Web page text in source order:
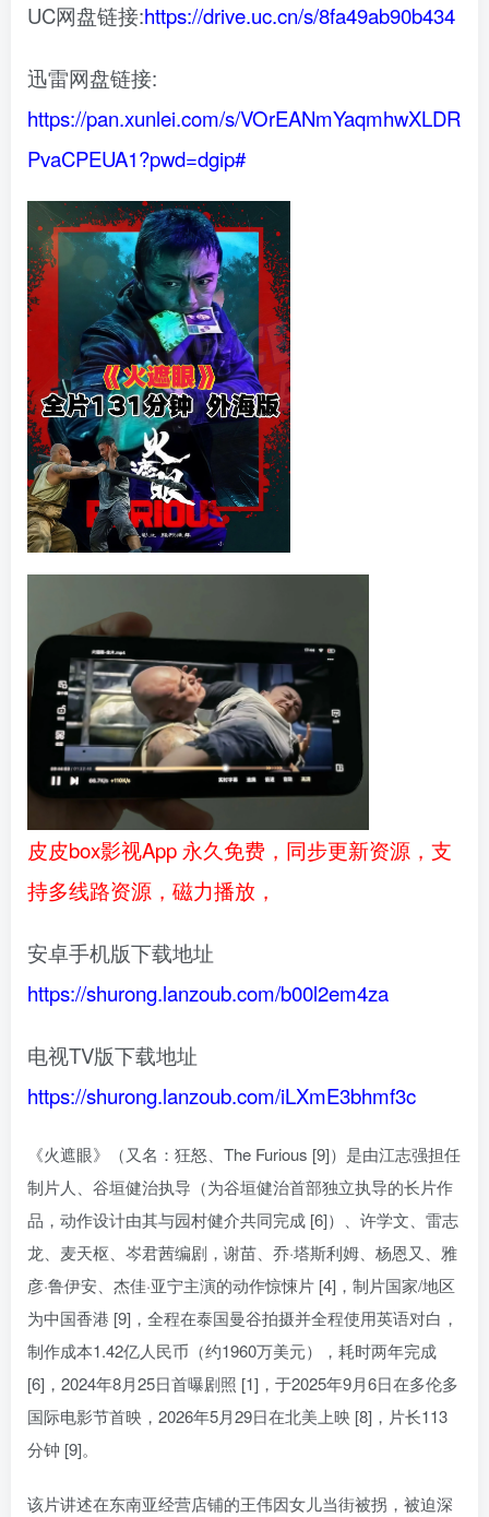
UC网盘链接:https://drive.uc.cn/s/8fa49ab90b434
迅雷网盘链接:
https://pan.xunlei.com/s/VOrEANmYaqmhwXLDR
PvaCPEUA1?pwd=dgip#
皮皮box影视App 永久免费，同步更新资源，支
持多线路资源，磁力播放，
安卓手机版下载地址
https://shurong.lanzoub.com/b00l2em4za
电视TV版下载地址
https://shurong.lanzoub.com/iLXmE3bhmf3c
《火遮眼》（又名：狂怒、The Furious [9]）是由江志强担任
制片人、谷垣健治执导（为谷垣健治首部独立执导的长片作
品，动作设计由其与园村健介共同完成 [6]）、许学文、雷志
龙、麦天枢、岑君茜编剧，谢苗、乔·塔斯利姆、杨恩又、雅
彦·鲁伊安、杰佳·亚宁主演的动作惊悚片 [4]，制片国家/地区
为中国香港 [9]，全程在泰国曼谷拍摄并全程使用英语对白，
制作成本1.42亿人民币（约1960万美元），耗时两年完成
[6]，2024年8月25日首曝剧照 [1]，于2025年9月6日在多伦多
国际电影节首映，2026年5月29日在北美上映 [8]，片长113
分钟 [9]。
该片讲述在东南亚经营店铺的王伟因女儿当街被拐，被迫深